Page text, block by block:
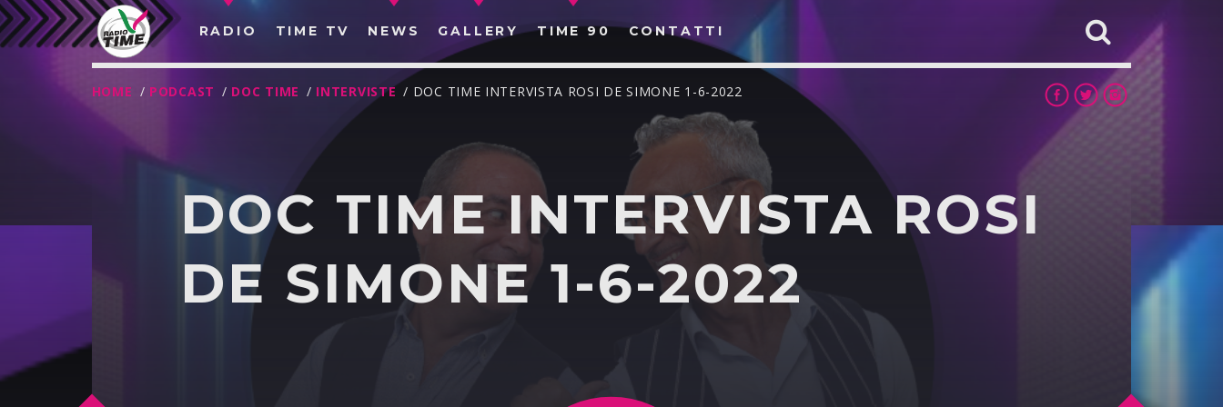
RADIO TIME TV NEWS GALLERY TIME 90 CONTATTI
CERCA NEL SITO WEB:
HOME / PODCAST / DOC TIME / INTERVISTE / DOC TIME INTERVISTA ROSI DE SIMONE 1-6-2022
DOC TIME INTERVISTA ROSI
DE SIMONE 1-6-2022